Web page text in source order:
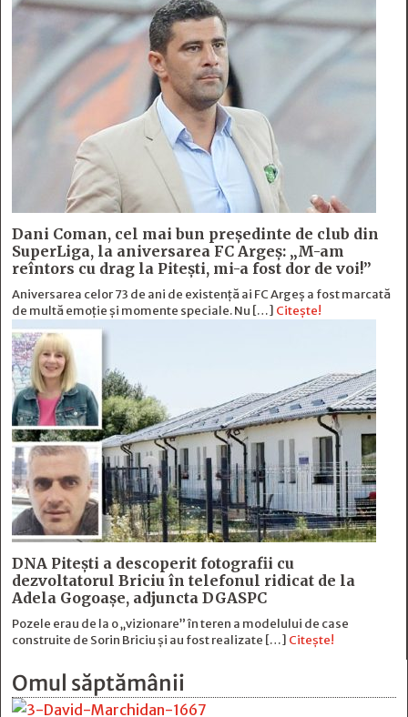
Dani Coman, cel mai bun preşedinte de club din
SuperLiga, la aniversarea FC Argeş: „M-am
reîntors cu drag la Piteşti, mi-a fost dor de voi!”
Aniversarea celor 73 de ani de existență ai FC Argeș a fost marcată
de multă emoție şi momente speciale. Nu […] Citește!
DNA Piteşti a descoperit fotografii cu
dezvoltatorul Briciu în telefonul ridicat de la
Adela Gogoaşe, adjuncta DGASPC
Pozele erau de la o „vizionare” în teren a modelului de case
construite de Sorin Briciu şi au fost realizate […] Citește!
Omul săptămânii